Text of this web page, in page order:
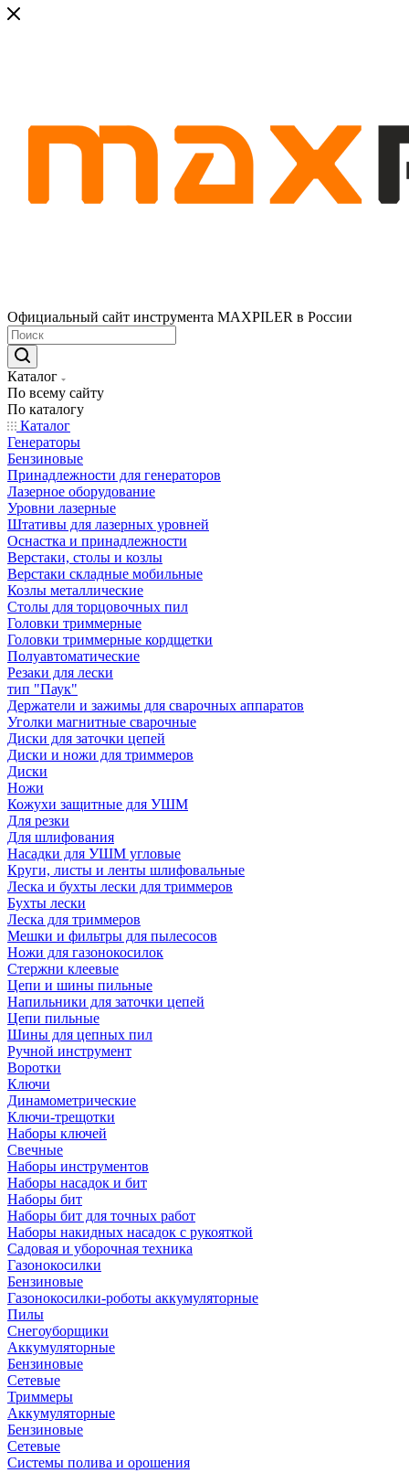
Официальный сайт инструмента MAXPILER в России
Каталог
По всему сайту
По каталогу
Каталог
Генераторы
Бензиновые
Принадлежности для генераторов
Лазерное оборудование
Уровни лазерные
Штативы для лазерных уровней
Оснастка и принадлежности
Верстаки, столы и козлы
Верстаки складные мобильные
Козлы металлические
Столы для торцовочных пил
Головки триммерные
Головки триммерные кордщетки
Полуавтоматические
Резаки для лески
тип "Паук"
Держатели и зажимы для сварочных аппаратов
Уголки магнитные сварочные
Диски для заточки цепей
Диски и ножи для триммеров
Диски
Ножи
Кожухи защитные для УШМ
Для резки
Для шлифования
Насадки для УШМ угловые
Круги, листы и ленты шлифовальные
Леска и бухты лески для триммеров
Бухты лески
Леска для триммеров
Мешки и фильтры для пылесосов
Ножи для газонокосилок
Стержни клеевые
Цепи и шины пильные
Напильники для заточки цепей
Цепи пильные
Шины для цепных пил
Ручной инструмент
Воротки
Ключи
Динамометрические
Ключи-трещотки
Наборы ключей
Свечные
Наборы инструментов
Наборы насадок и бит
Наборы бит
Наборы бит для точных работ
Наборы накидных насадок с рукояткой
Садовая и уборочная техника
Газонокосилки
Бензиновые
Газонокосилки-роботы аккумуляторные
Пилы
Снегоуборщики
Аккумуляторные
Бензиновые
Сетевые
Триммеры
Аккумуляторные
Бензиновые
Сетевые
Системы полива и орошения